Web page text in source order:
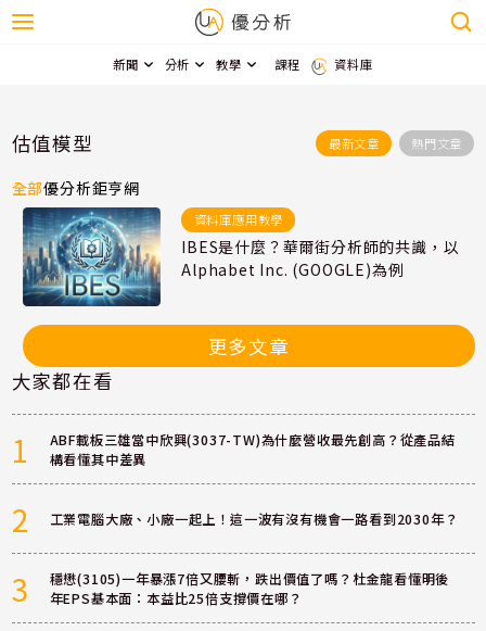
新聞 分析 教學 課程 資料庫
估值模型 最新文章 熱門文章
全部優分析鉅亨網
資料庫應用教學
IBES是什麼？華爾街分析師的共識，以
Alphabet Inc. (GOOGLE)為例
更多文章
大家都在看
1
ABF載板三雄當中欣興(3037-TW)為什麼營收最先創高？從產品結
構看懂其中差異
2 工業電腦大廠、小廠一起上！這一波有沒有機會一路看到2030年？
3
穩懋(3105)一年暴漲7倍又腰斬，跌出價值了嗎？杜金龍看懂明後
年EPS基本面：本益比25倍支撐價在哪？